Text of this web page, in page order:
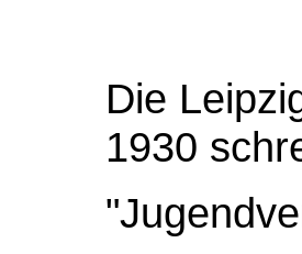
Die
1930